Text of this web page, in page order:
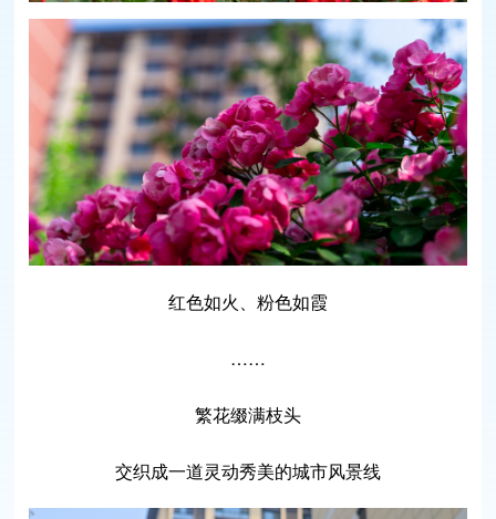
红色如火、粉色如霞
……
繁花缀满枝头
交织成一道灵动秀美的城市风景线